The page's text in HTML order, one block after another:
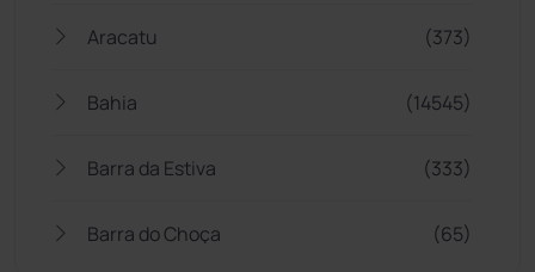
Aracatu (373)
Bahia (14545)
Barra da Estiva (333)
Barra do Choça (65)